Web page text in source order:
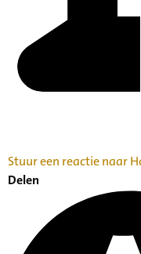
Stuur een reactie naar
Delen